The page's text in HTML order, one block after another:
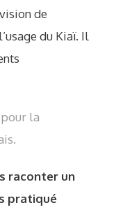
de
du Kiaï. Il
la
raconter un
pratiqué